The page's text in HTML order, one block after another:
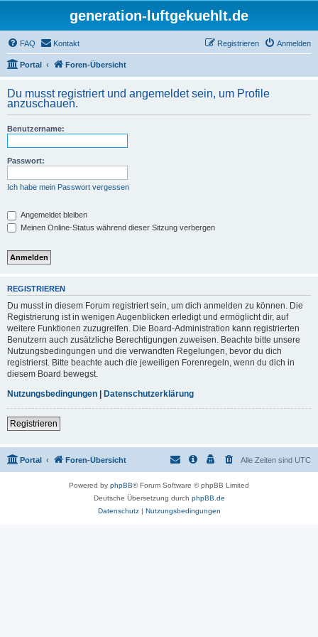
generation-luftgekuehlt.de
FAQ Kontakt Anmelden
Registrieren
Portal Foren-Übersicht
Du musst registriert und angemeldet sein, um Profile
anzuschauen.
Benutzername:
Passwort:
Ich habe mein Passwort vergessen
Angemeldet bleiben
Meinen Online-Status während dieser Sitzung verbergen
REGISTRIEREN
Du musst in diesem Forum registriert sein, um dich anmelden zu können. Die
Registrierung ist in wenigen Augenblicken erledigt und ermöglicht dir, auf
weitere Funktionen zuzugreifen. Die Board-Administration kann registrierten
Benutzern auch zusätzliche Berechtigungen zuweisen. Beachte bitte unsere
Nutzungsbedingungen und die verwandten Regelungen, bevor du dich
registrierst. Bitte beachte auch die jeweiligen Forenregeln, wenn du dich in
diesem Board bewegst.
Nutzungsbedingungen | Datenschutzerklärung
Registrieren
Portal Foren-Übersicht Alle Zeiten sind UTC
Powered by phpBB® Forum Software © phpBB Limited
Deutsche Übersetzung durch phpBB.de
Datenschutz| Nutzungsbedingungen